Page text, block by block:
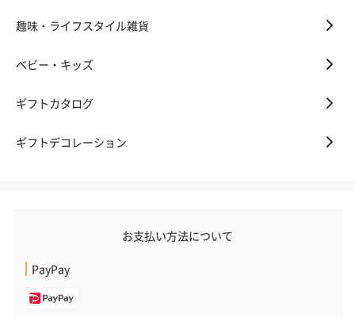
趣味・ライフスタイル雑貨
ベビー・キッズ
ギフトカタログ
ギフトデコレーション
お支払い方法について
PayPay